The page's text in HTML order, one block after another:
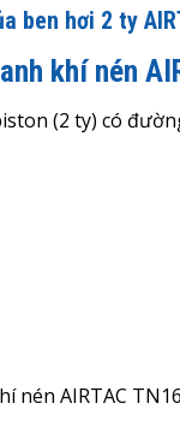
ben hơi 2 ty
khí nén
(2 ty) có
nén AIRTAC TN16